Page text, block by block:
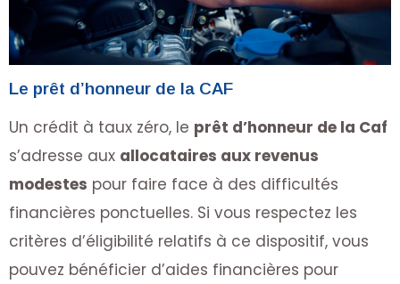
Le prêt d’honneur de la CAF
Un crédit à taux zéro, le prêt d’honneur de la Caf
s’adresse aux allocataires aux revenus
modestes pour faire face à des difficultés
financières ponctuelles. Si vous respectez les
critères d’éligibilité relatifs à ce dispositif, vous
pouvez bénéficier d’aides financières pour